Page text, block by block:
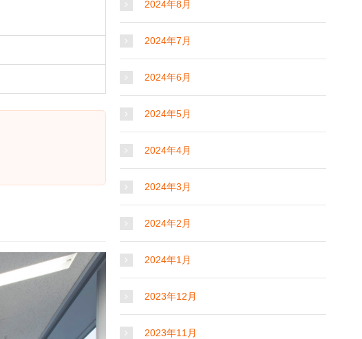
2024年8月
2024年7月
2024年6月
2024年5月
2024年4月
2024年3月
2024年2月
2024年1月
2023年12月
2023年11月